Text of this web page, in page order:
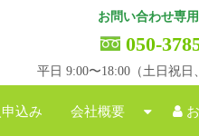
お問い合わせ専
050-
平日 9:00〜18:00（土日祝日
込み 会社概要